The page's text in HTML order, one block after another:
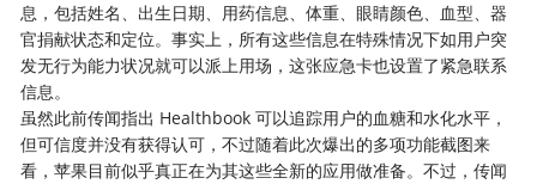
息，包括姓名、出生日期、用药信息、体重、眼睛颜色、血型、器
官捐献状态和定位。事实上，所有这些信息在特殊情况下如用户突
发无行为能力状况就可以派上用场，这张应急卡也设置了紧急联系
信息。
虽然此前传闻指出 Healthbook 可以追踪用户的血糖和水化水平，
但可信度并没有获得认可，不过随着此次爆出的多项功能截图来
看，苹果目前似乎真正在为其这些全新的应用做准备。不过，传闻